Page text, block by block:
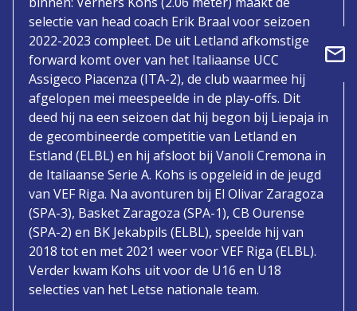
selectie van head coach Erik Braal voor seizoen
2022-2023 compleet. De uit Letland afkomstige
forward komt over van het Italiaanse UCC
Assigeco Piacenza (ITA-2), de club waarmee hij
afgelopen mei meespeelde in de play-offs. Dit
deed hij na een seizoen dat hij begon bij Liepaja in
de gecombineerde competitie van Letland en
Estland (ELBL) en hij afsloot bij Vanoli Cremona in
de Italiaanse Serie A. Kohs is opgeleid in de jeugd
van VEF Riga. Na avonturen bij El Olivar Zaragoza
(SPA-3), Basket Zaragoza (SPA-1), CB Ourense
(SPA-2) en BK Jekabpils (ELBL), speelde hij van
2018 tot en met 2021 weer voor VEF Riga (ELBL).
Verder kwam Kohs uit voor de U16 en U18
selecties van het Letse nationale team.